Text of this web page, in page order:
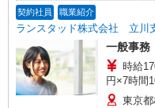
契約社員 職業紹介
ランスタッド株式会社 立川
一般事務
時給
円×7時間
東京